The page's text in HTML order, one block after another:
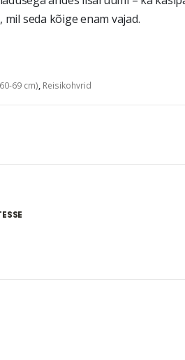
seda kõige enam vajad.
69 cm), Reisikohvrid